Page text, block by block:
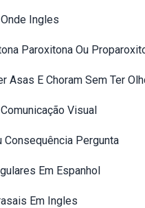
Ingles
Paroxitona Ou
Asas E Choram Sem Ter
Visual
Consequência Pergunta
Em Espanhol
Em Ingles